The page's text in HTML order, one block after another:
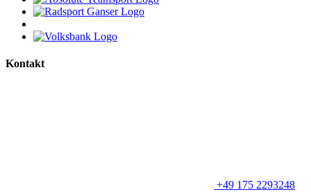
Kontakt
+49 175 2293248